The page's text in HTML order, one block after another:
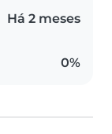
Há 2 meses
0%